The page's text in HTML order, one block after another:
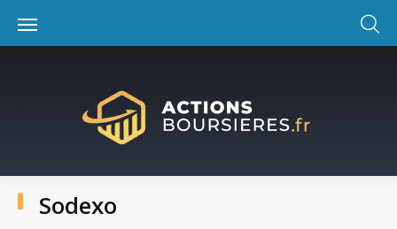
content
Sodexo